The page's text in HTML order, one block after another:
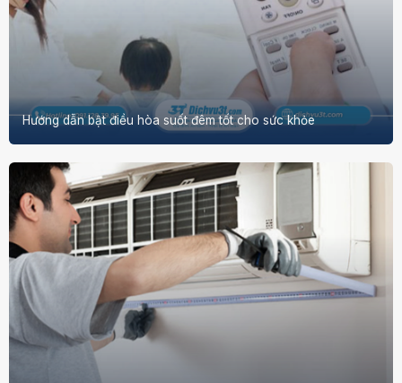
Hướng dẫn bật điều hòa suốt đêm tốt cho sức khỏe